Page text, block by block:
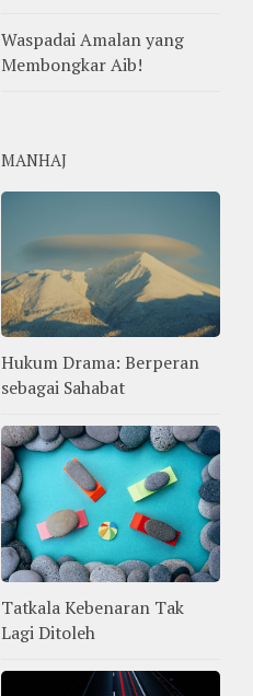
Waspadai Amalan yang
Membongkar Aib!
MANHAJ
Hukum Drama: Berperan
sebagai Sahabat
Tatkala Kebenaran Tak
Lagi Ditoleh